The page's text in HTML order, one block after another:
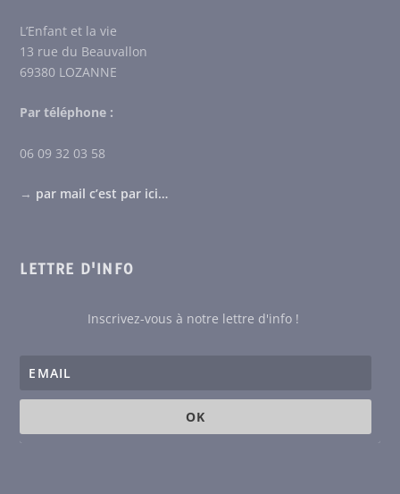
L’Enfant et la vie
13 rue du Beauvallon
69380 LOZANNE
Par téléphone :
06 09 32 03 58
→ par mail c’est par ici…
LETTRE D'INFO
Inscrivez-vous à notre lettre d'info !
OK